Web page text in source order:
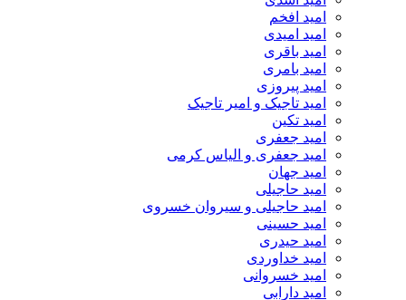
امید افخم
امید امیدی
امید باقری
امید بامری
امید پیروزی
امید تاجیک و امیر تاجیک
امید تکین
امید جعفری
امید جعفری و الیاس کرمی
امید جهان
امید حاجیلی
امید حاجیلی و سیروان خسروی
امید حسینی
امید حیدری
امید خداوردی
امید خسروانی
امید دارابی